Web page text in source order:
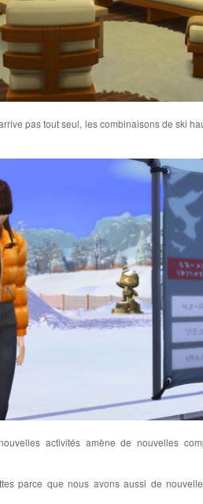
pas tout seul, les combinaisons de ski
activités amène de nouvelles
parce que nous avons aussi de